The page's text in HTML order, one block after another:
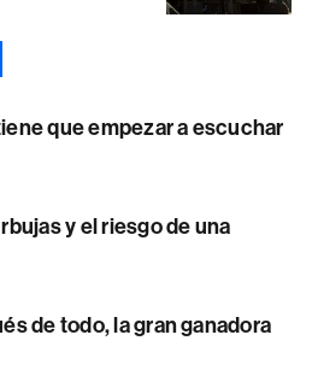
que empezar a escuchar
y el riesgo de una
de todo, la gran ganadora